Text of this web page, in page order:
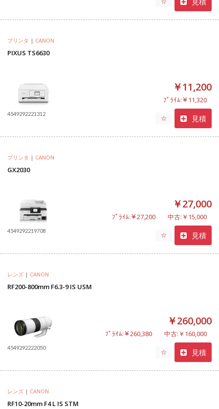
プリンタ | CANON
PIXUS TS6630
4549292221312
￥11,200
ﾌﾟﾗｲﾑ:￥11,320
☆ 見積
プリンタ | CANON
GX2030
4549292219708
￥27,000
ﾌﾟﾗｲﾑ:￥27,200 中古:￥15,000
☆ 見積
レンズ | CANON
RF200-800mm F6.3-9 IS USM
4549292222050
￥260,000
ﾌﾟﾗｲﾑ:￥260,380 中古:￥160,000
☆ 見積
レンズ | CANON
RF10-20mm F4 L IS STM